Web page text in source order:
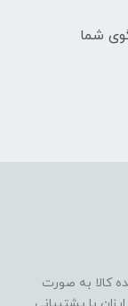
شما
کالا به صورت